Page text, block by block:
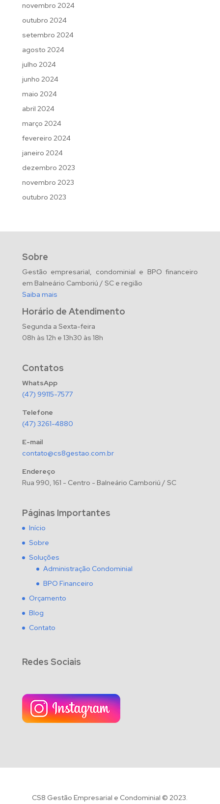
novembro 2024
outubro 2024
setembro 2024
agosto 2024
julho 2024
junho 2024
maio 2024
abril 2024
março 2024
fevereiro 2024
janeiro 2024
dezembro 2023
novembro 2023
outubro 2023
Sobre
Gestão empresarial, condominial e BPO financeiro
em Balneário Camboriú / SC e região
Saiba mais
Horário de Atendimento
Segunda a Sexta-feira
08h às 12h e 13h30 às 18h
Contatos
WhatsApp
(47) 99115-7577
Telefone
(47) 3261-4880
E-mail
contato@cs8gestao.com.br
Endereço
Rua 990, 161 - Centro - Balneário Camboriú / SC
Páginas Importantes
Início
Sobre
Soluções
Administração Condominial
BPO Financeiro
Orçamento
Blog
Contato
Redes Sociais
CS8 Gestão Empresarial e Condominial © 2023.